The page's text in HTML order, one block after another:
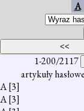
A
1-200/2117
artykuły
A[3]
A[3]